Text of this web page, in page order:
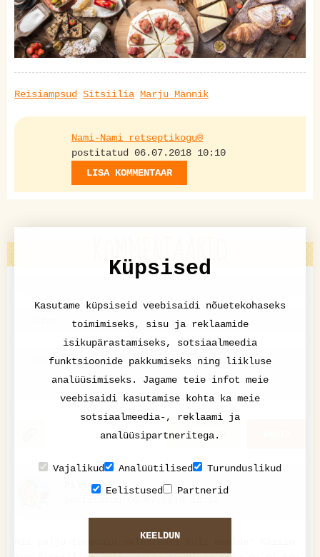
Reisiampsud Sitsiilia Marju Männik
Nami-Nami retseptikogu®
postitatud 06.07.2018 10:10
LISA KOMMENTAAR
KOMMENTAARID
KATKESTA
Pille
Nii palju toredaid mälestusti tuli meelde! Käisin
Küpsised
Kasutame küpsiseid veebisaidi nõuetekohaseks
toimimiseks, sisu ja reklaamide
isikupärastamiseks, sotsiaalmeedia
funktsioonide pakkumiseks ning liikluse
analüüsimiseks. Jagame teie infot meie
veebisaidi kasutamise kohta ka meie
sotsiaalmeedia-, reklaami ja
analüüsipartneritega.
Vajalikud Analüütilised
Turunduslikud
Eelistused
Partnerid
KEELDUN